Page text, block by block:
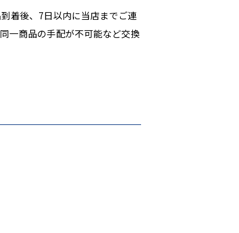
着後、7日以内に当店までご連
一商品の手配が不可能など交換